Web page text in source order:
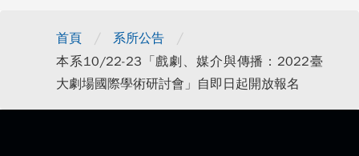
首頁 / 系所公告 /
本系10/22-23「戲劇、媒介與傳播：2022臺
大劇場國際學術研討會」自即日起開放報名